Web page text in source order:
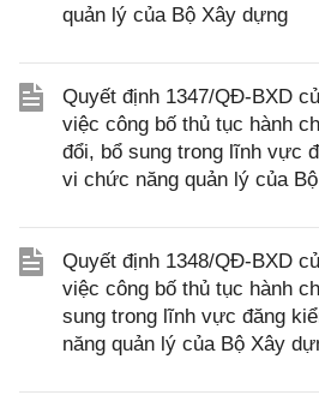
quản lý của Bộ Xây dựng
Quyết định 1347/QĐ-BXD
việc công bố thủ tục hành
đổi, bổ sung trong lĩnh vực
vi chức năng quản lý của
Quyết định 1348/QĐ-BXD
việc công bố thủ tục hành
sung trong lĩnh vực đăng
năng quản lý của Bộ Xây